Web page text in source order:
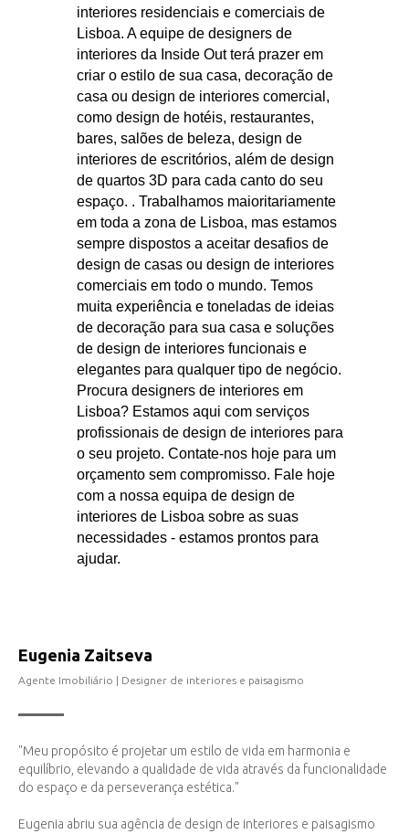
interiores residenciais e comerciais de
Lisboa. A equipe de designers de
interiores da Inside Out terá prazer em
criar o estilo de sua casa, decoração de
casa ou design de interiores comercial,
como design de hotéis, restaurantes,
bares, salões de beleza, design de
interiores de escritórios, além de design
de quartos 3D para cada canto do seu
espaço. . Trabalhamos maioritariamente
em toda a zona de Lisboa, mas estamos
sempre dispostos a aceitar desafios de
design de casas ou design de interiores
comerciais em todo o mundo. Temos
muita experiência e toneladas de ideias
de decoração para sua casa e soluções
de design de interiores funcionais e
elegantes para qualquer tipo de negócio.
Procura designers de interiores em
Lisboa? Estamos aqui com serviços
profissionais de design de interiores para
o seu projeto. Contate-nos hoje para um
orçamento sem compromisso. Fale hoje
com a nossa equipa de design de
interiores de Lisboa sobre as suas
necessidades - estamos prontos para
ajudar.
Eugenia Zaitseva
Agente Imobiliário | Designer de interiores e paisagismo
"Meu propósito é projetar um estilo de vida em harmonia e
equilíbrio, elevando a qualidade de vida através da funcionalidade
do espaço e da perseverança estética."
Eugenia abriu sua agência de design de interiores e paisagismo